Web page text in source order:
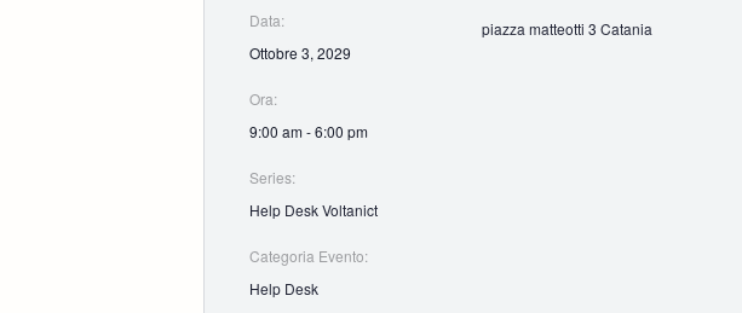
Data:
Ottobre 3, 2029
Ora:
9:00 am - 6:00 pm
Series:
Help Desk Voltanict
Categoria Evento:
Help Desk
piazza matteotti 3 Catania